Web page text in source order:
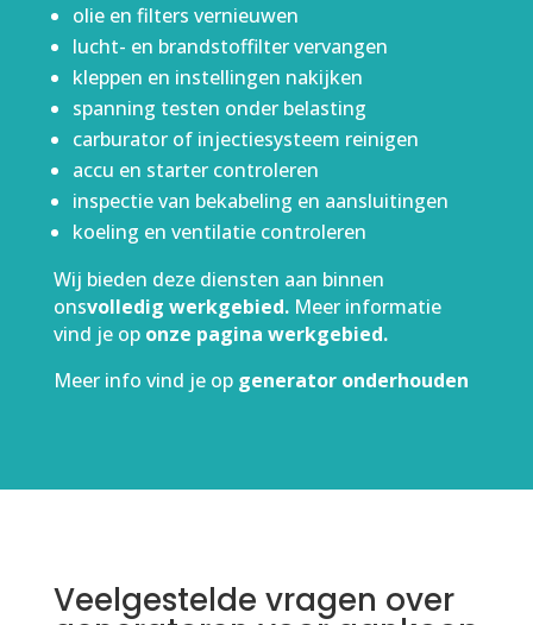
olie en filters vernieuwen
lucht- en brandstoffilter vervangen
kleppen en instellingen nakijken
spanning testen onder belasting
carburator of injectiesysteem reinigen
accu en starter controleren
inspectie van bekabeling en aansluitingen
koeling en ventilatie controleren
Wij bieden deze diensten aan binnen
onsvolledig werkgebied. Meer informatie
vind je op onze pagina werkgebied.
Meer info vind je op generator onderhouden
Veelgestelde vragen over